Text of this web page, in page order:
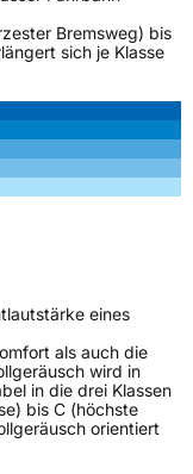
Bremsweg) bis
sich je Klasse
eines
als auch die
wird in
in die drei Klassen
bis C (höchste
orientiert